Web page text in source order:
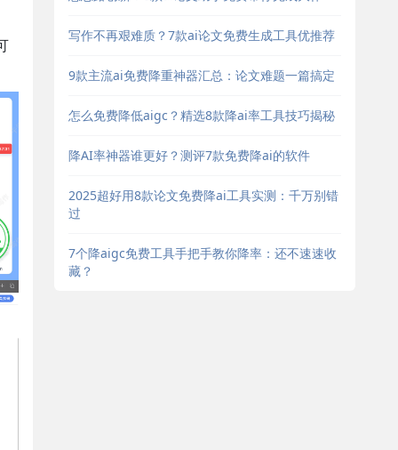
写作不再艰难质？7款ai论文免费生成工具优推荐
9款主流ai免费降重神器汇总：论文难题一篇搞定
怎么免费降低aigc？精选8款降ai率工具技巧揭秘
降AI率神器谁更好？测评7款免费降ai的软件
2025超好用8款论文免费降ai工具实测：千万别错
过
7个降aigc免费工具手把手教你降率：还不速速收
藏？